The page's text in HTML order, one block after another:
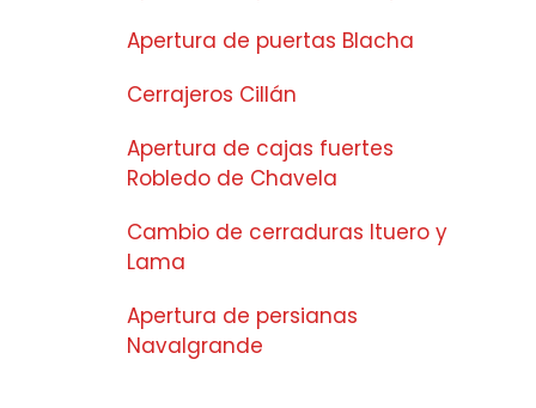
Apertura de puertas Blacha
Cerrajeros Cillán
Apertura de cajas fuertes
Robledo de Chavela
Cambio de cerraduras Ituero y
Lama
Apertura de persianas
Navalgrande